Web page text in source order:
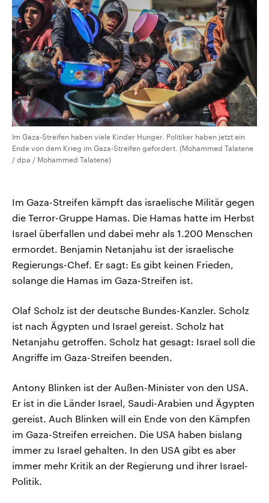
Im Gaza-Streifen haben viele Kinder Hunger. Politiker haben jetzt ein
Ende von dem Krieg im Gaza-Streifen gefordert. (Mohammed Talatene
/ dpa / Mohammed Talatene)
Im Gaza-Streifen kämpft das israelische Militär gegen
die Terror-Gruppe Hamas. Die Hamas hatte im Herbst
Israel überfallen und dabei mehr als 1.200 Menschen
ermordet. Benjamin Netanjahu ist der israelische
Regierungs-Chef. Er sagt: Es gibt keinen Frieden,
solange die Hamas im Gaza-Streifen ist.
Olaf Scholz ist der deutsche Bundes-Kanzler. Scholz
ist nach Ägypten und Israel gereist. Scholz hat
Netanjahu getroffen. Scholz hat gesagt: Israel soll die
Angriffe im Gaza-Streifen beenden.
Antony Blinken ist der Außen-Minister von den USA.
Er ist in die Länder Israel, Saudi-Arabien und Ägypten
gereist. Auch Blinken will ein Ende von den Kämpfen
im Gaza-Streifen erreichen. Die USA haben bislang
immer zu Israel gehalten. In den USA gibt es aber
immer mehr Kritik an der Regierung und ihrer Israel-
Politik.